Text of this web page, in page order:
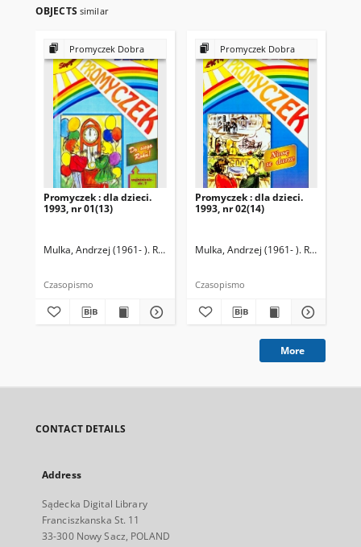
OBJECTS similar
Promyczek Dobra
Promyczek : dla dzieci.
1993, nr 01(13)
Mulka, Andrzej (1961- ). Redaktor naczelny
Czasopismo
Promyczek Dobra
Promyczek : dla dzieci.
1993, nr 02(14)
Mulka, Andrzej (1961- ). Redaktor
Czasopismo
More
CONTACT DETAILS
Address
Sądecka Digital Library
Franciszkanska St. 11
33-300 Nowy Sacz, POLAND